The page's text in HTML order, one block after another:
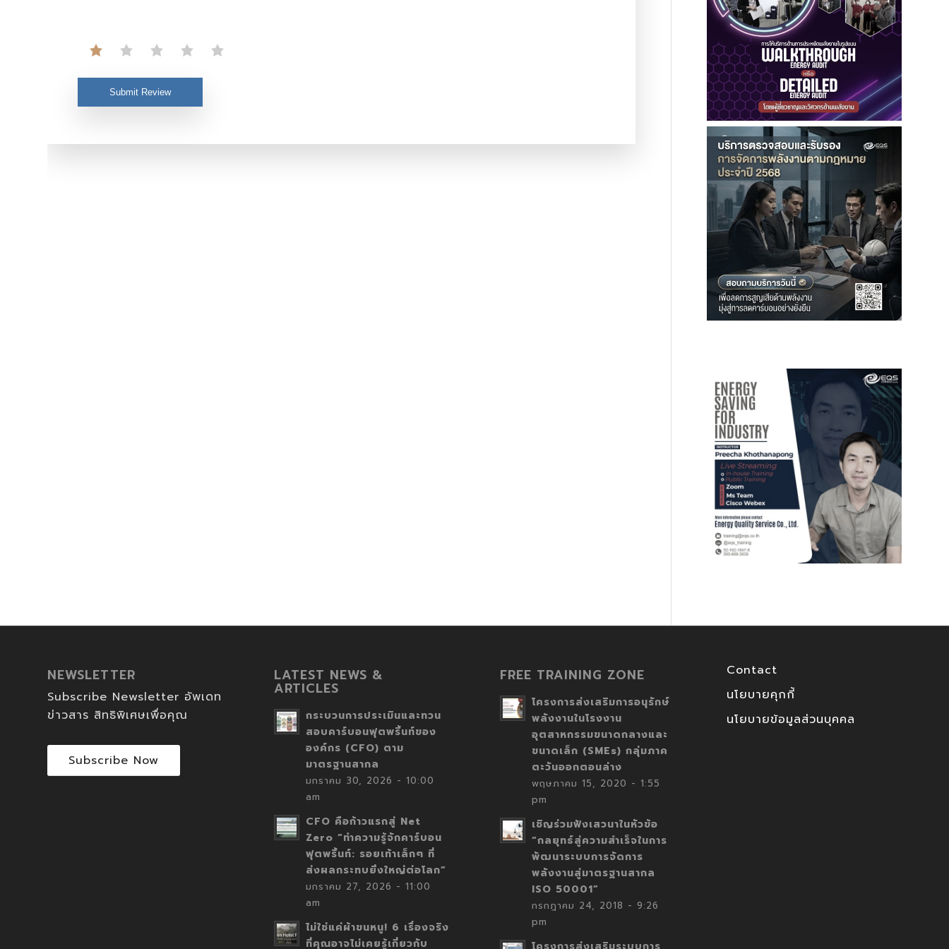
Submit Review
NEWSLETTER
Subscribe Newsletter อัพเดท
ข่าวสาร สิทธิพิเศษเพื่อคุณ
Subscribe Now
LATEST NEWS &
ARTICLES
กระบวนการประเมินและทวน
สอบคาร์บอนฟุตพริ้นท์ของ
องค์กร (CFO) ตาม
มาตรฐานสากล
มกราคม 30, 2026 - 10:00
am
CFO คือก้าวแรกสู่ Net
Zero “ทำความรู้จักคาร์บอน
ฟุตพริ้นท์: รอยเท้าเล็กๆ ที่
ส่งผลกระทบยิ่งใหญ่ต่อโลก”
มกราคม 27, 2026 - 11:00
am
ไม่ใช่แค่ผ้าขนหนู! 6 เรื่องจริง
ที่คุณอาจไม่เคยรู้เกี่ยวกับ
FREE TRAINING ZONE
โครงการส่งเสริมการอนุรักษ์
พลังงานในโรงงาน
อุตสาหกรรมขนาดกลางและ
ขนาดเล็ก (SMEs) กลุ่มภาค
ตะวันออกตอนล่าง
พฤษภาคม 15, 2020 - 1:55
pm
เชิญร่วมฟังเสวนาในหัวข้อ
“กลยุทธ์สู่ความสำเร็จในการ
พัฒนาระบบการจัดการ
พลังงานสู่มาตรฐานสากล
ISO 50001”
กรกฎาคม 24, 2018 - 9:26
pm
Contact
นโยบายคุกกี้
นโยบายข้อมูลส่วนบุคคล